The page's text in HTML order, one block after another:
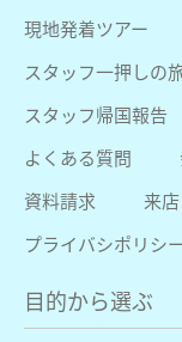
現地発着ツアー
スタッフ一押しの
スタッフ帰国報告
よくある質問
資料請求
来
プライバシポリシ
目的から選ぶ